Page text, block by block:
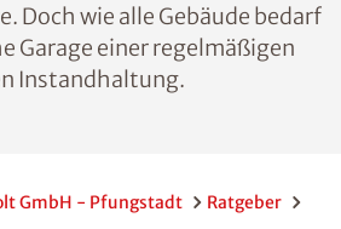
Doch wie alle Gebäude bedarf
Garage einer regelmäßigen
Instandhaltung.
GmbH - Pfungstadt
Ratgeber